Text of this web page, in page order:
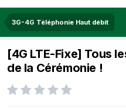
3G-4G Téléphonie Haut débit
[4G LTE-Fixe] Tous
de la Cérémonie !